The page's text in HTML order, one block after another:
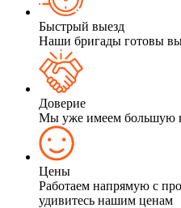
Быстрый выезд
Наши бригады готовы
Доверие
Мы уже имеем большую
Цены
Работаем напрямую с
удивитесь нашим ценам